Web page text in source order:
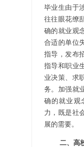
毕业生由于
往往眼花缭
确的就业观
合适的单位
指导，发布
指导和职业
业决策、求
务。加强就
确的就业观
力，既是社
展的需要。
二、高